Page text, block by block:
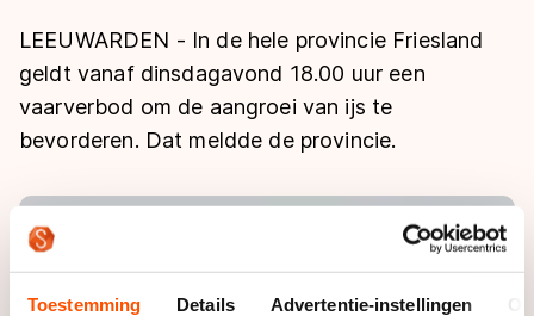
Toestemming Details Advertentie-instellingen
Langebaan
Shorttrack
Inlineskaten
Kunstschaatsen
Schoonrijden
Natuurijs
Uitslagen
Langebaan
Shorttrack
Inlineskaten
Kunstschaatsen
Tijden & historie
Persoonlijke records & tijden
De weg op
Inschrijven wedstrijden
Algemene Nederlandse Schaatstijd
Schaatsfans
LEEUWARDEN - In de hele provincie Friesland
geldt vanaf dinsdagavond 18.00 uur een
vaarverbod om de aangroei van ijs te
bevorderen. Dat meldde de provincie.